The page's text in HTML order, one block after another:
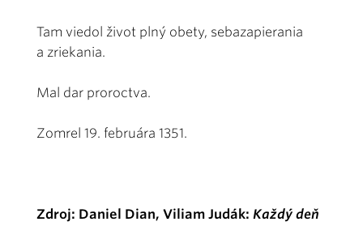
Tam viedol život plný obety, sebazapierania
a zriekania.
Mal dar proroctva.
Zomrel 19. februára 1351.
Zdroj: Daniel Dian, Viliam Judák: Každý deň